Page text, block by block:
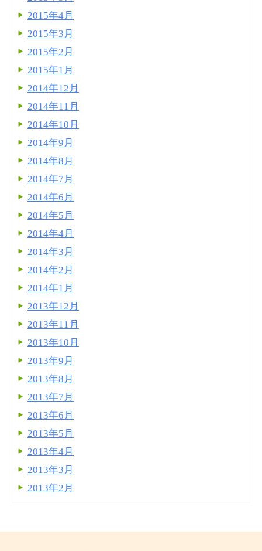
2015年4月
2015年3月
2015年2月
2015年1月
2014年12月
2014年11月
2014年10月
2014年9月
2014年8月
2014年7月
2014年6月
2014年5月
2014年4月
2014年3月
2014年2月
2014年1月
2013年12月
2013年11月
2013年10月
2013年9月
2013年8月
2013年7月
2013年6月
2013年5月
2013年4月
2013年3月
2013年2月